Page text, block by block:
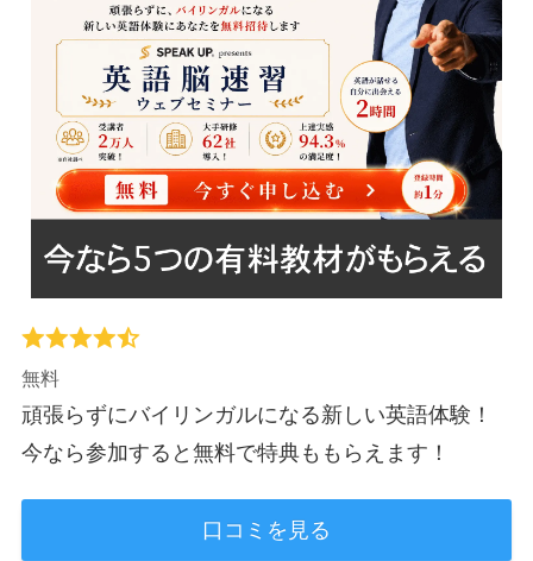
無料
頑張らずにバイリンガルになる新しい英語体験！
今なら参加すると無料で特典ももらえます！
口コミを見る